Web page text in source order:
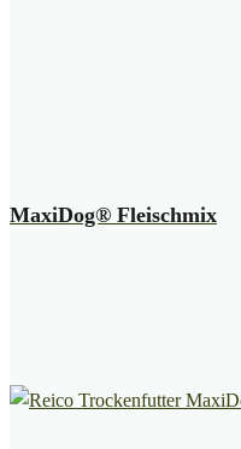
MaxiDog® Fleischmix